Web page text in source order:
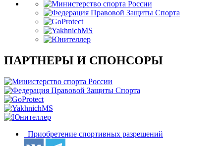
ПАРТНЕРЫ И СПОНСОРЫ
Приобретение спортивных разрешений